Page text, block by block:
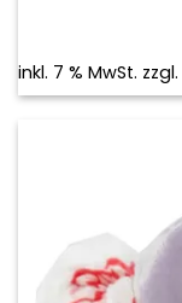
inkl. 7 % MwSt. zzgl.